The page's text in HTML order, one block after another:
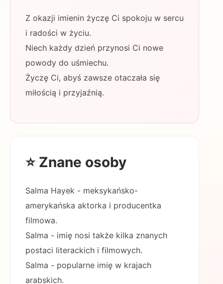
Z okazji imienin życzę Ci spokoju w sercu
i radości w życiu.
Niech każdy dzień przynosi Ci nowe
powody do uśmiechu.
Życzę Ci, abyś zawsze otaczała się
miłością i przyjaźnią.
⭐ Znane osoby
Salma Hayek - meksykańsko-
amerykańska aktorka i producentka
filmowa.
Salma - imię nosi także kilka znanych
postaci literackich i filmowych.
Salma - popularne imię w krajach
arabskich.